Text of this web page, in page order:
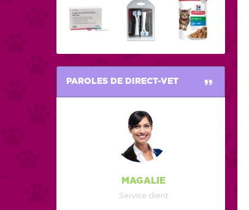
PAROLES DE DIRECT-VET
MAGALIE
Service client